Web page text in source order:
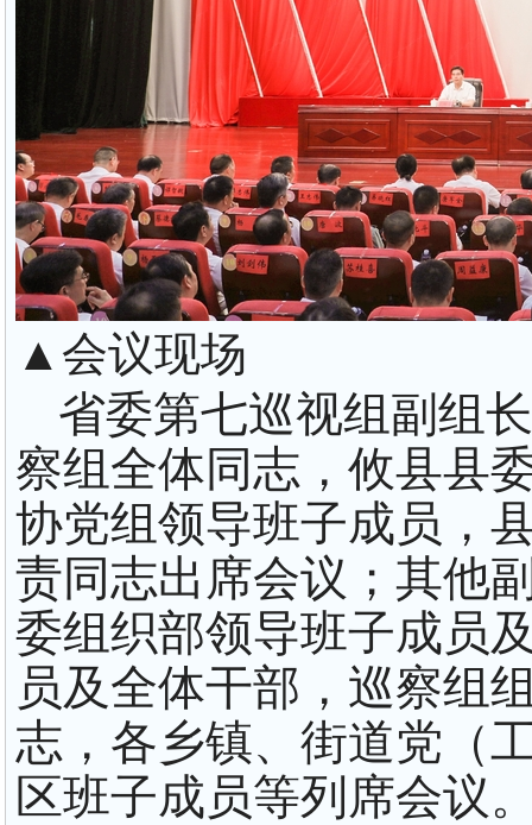
▲会议现场
省委第七巡视组副组
察组全体同志，攸县县
协党组领导班子成员，
责同志出席会议；其他
委组织部领导班子成员
员及全体干部，巡察组
志，各乡镇、街道党（
区班子成员等列席会议